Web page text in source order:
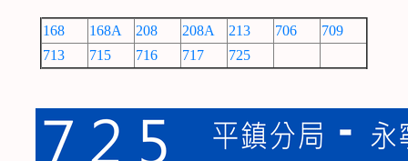
168 168A 208 208A 213 706
709
713
715 716 717 725